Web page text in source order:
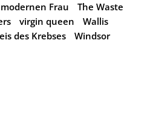
Frau
The Waste
virgin queen
Wallis
des Krebses
Windsor